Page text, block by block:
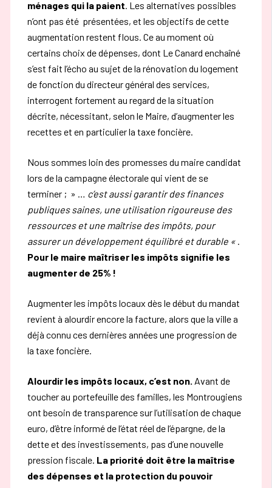
ménages qui la paient. Les alternatives possibles
n’ont pas été présentées, et les objectifs de cette
augmentation restent flous. Ce au moment où
certains choix de dépenses, dont Le Canard enchaîné
s’est fait l’écho au sujet de la rénovation du logement
de fonction du directeur général des services,
interrogent fortement au regard de la situation
décrite, nécessitant, selon le Maire, d’augmenter les
recettes et en particulier la taxe foncière.
Nous sommes loin des promesses du maire candidat
lors de la campagne électorale qui vient de se
terminer ; » … c’est aussi garantir des finances
publiques saines, une utilisation rigoureuse des
ressources et une maîtrise des impôts, pour
assurer un développement équilibré et durable « .
Pour le maire maîtriser les impôts signifie les
augmenter de 25% !
Augmenter les impôts locaux dès le début du mandat
revient à alourdir encore la facture, alors que la ville a
déjà connu ces dernières années une progression de
la taxe foncière.
Alourdir les impôts locaux, c’est non. Avant de
toucher au portefeuille des familles, les Montrougiens
ont besoin de transparence sur l’utilisation de chaque
euro, d’être informé de l’état réel de l’épargne, de la
dette et des investissements, pas d’une nouvelle
pression fiscale. La priorité doit être la maîtrise
des dépenses et la protection du pouvoir